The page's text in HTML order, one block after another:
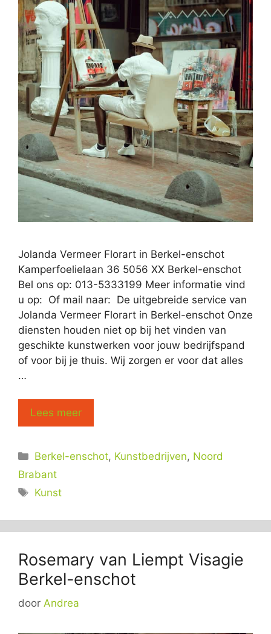
Jolanda Vermeer Florart in Berkel-enschot
Kamperfoelielaan 36 5056 XX Berkel-enschot
Bel ons op: 013-5333199 Meer informatie vind
u op: Of mail naar: De uitgebreide service van
Jolanda Vermeer Florart in Berkel-enschot Onze
diensten houden niet op bij het vinden van
geschikte kunstwerken voor jouw bedrijfspand
of voor bij je thuis. Wij zorgen er voor dat alles
…
Lees meer
Categorieën
Berkel-enschot, Kunstbedrijven, Noord
Brabant
Tags
Kunst
Rosemary van Liempt Visagie
Berkel-enschot
door Andrea